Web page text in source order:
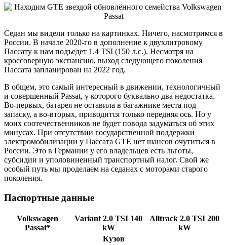
Седан мы видели только на картинках. Ничего, насмотримся в
России. В начале 2020-го в дополнение к двухлитровому
Пассату к нам подъедет 1.4 TSI (150 л.с.). Несмотря на
кроссоверную экспансию, выход следующего поколения
Пассата запланирован на 2022 год.
В общем, это самый интересный в движении, технологичный
и совершенный Passat, у которого буквально два недостатка.
Во-первых, батарея не оставила в багажнике места под
запаску, а во-вторых, приводится только передняя ось. Но у
моих соотечественников не будет повода задуматься об этих
минусах. При отсутствии государственной поддержки
электромобилизации у Пассата GTE нет шансов очутиться в
России. Это в Германии у его владельцев есть льготы,
субсидии и уполовиненный транспортный налог. Свой же
особый путь мы проделаем на седанах с моторами старого
поколения.
Паспортные данные
Volkswagen
Passat*
Variant 2.0 TSI 140
kW
Alltrack 2.0 TSI 200
kW
Кузов